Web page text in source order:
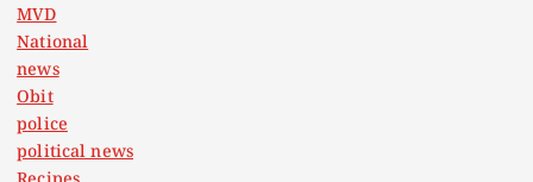
MVD
National
news
Obit
police
political news